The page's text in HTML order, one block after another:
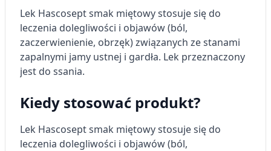
Lek Hascosept smak miętowy stosuje się do
leczenia dolegliwości i objawów (ból,
zaczerwienienie, obrzęk) związanych ze stanami
zapalnymi jamy ustnej i gardła. Lek przeznaczony
jest do ssania.
Kiedy stosować produkt?
Lek Hascosept smak miętowy stosuje się do
leczenia dolegliwości i objawów (ból,